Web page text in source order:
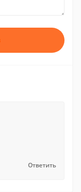
Ответить